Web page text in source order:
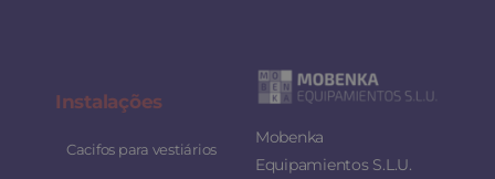
Instalações
Cacifos para vestiários
Mobenka
Equipamientos S.L.U.